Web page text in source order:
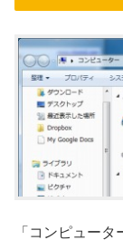
「コンピュー